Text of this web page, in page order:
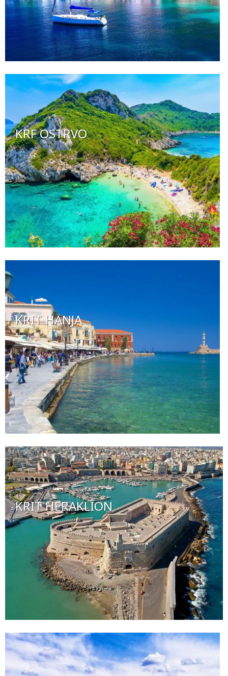
KRF OSTRVO
KRIT HANJA
KRIT HERAKLION